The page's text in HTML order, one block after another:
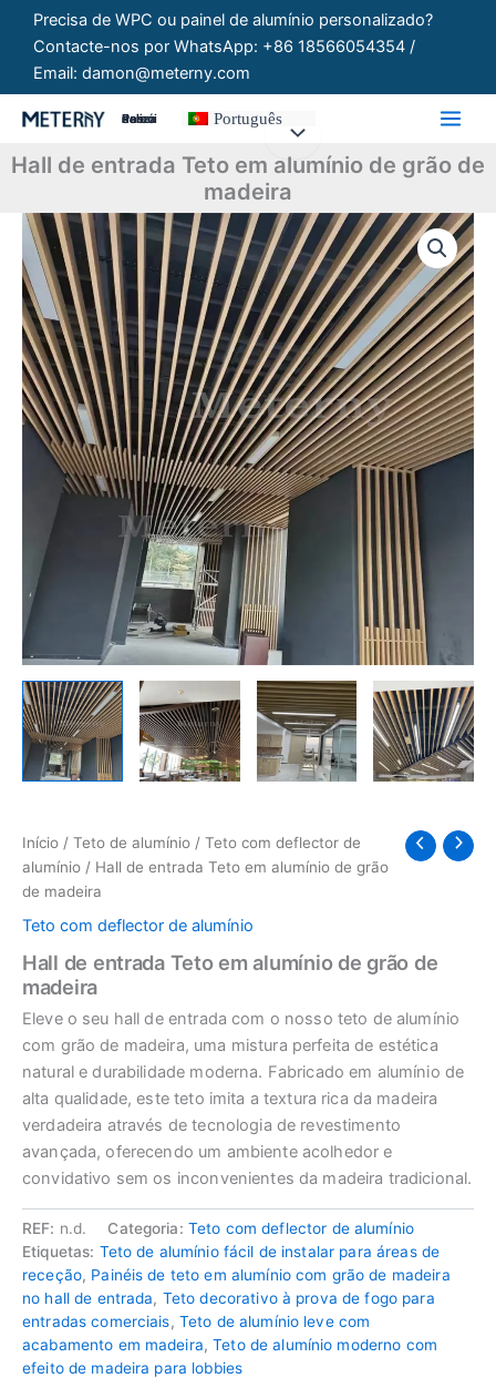
Saltar
conteúdo
Precisa de WPC ou painel de alumínio personalizado?
Contacte-nos por WhatsApp: +86 18566054354 /
Email: damon@meterny.com
Painéis Personalizados Português
Hall de entrada Teto em alumínio de grão de
madeira
Início / Teto de alumínio / Teto com deflector de
alumínio / Hall de entrada Teto em alumínio de grão
de madeira
Teto com deflector de alumínio
Hall de entrada Teto em alumínio de grão de
madeira
Eleve o seu hall de entrada com o nosso teto de alumínio
com grão de madeira, uma mistura perfeita de estética
natural e durabilidade moderna. Fabricado em alumínio de
alta qualidade, este teto imita a textura rica da madeira
verdadeira através de tecnologia de revestimento
avançada, oferecendo um ambiente acolhedor e
convidativo sem os inconvenientes da madeira tradicional.
REF: n.d. Categoria: Teto com deflector de alumínio
Etiquetas: Teto de alumínio fácil de instalar para áreas de
receção, Painéis de teto em alumínio com grão de madeira
no hall de entrada, Teto decorativo à prova de fogo para
entradas comerciais, Teto de alumínio leve com
acabamento em madeira,Teto de alumínio moderno com
efeito de madeira para lobbies